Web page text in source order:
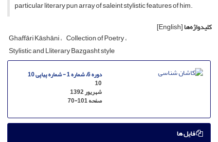
particular literary pun array of saleint stylistic features of him.
کلیدواژه‌ها[English]
Ghaffāri Kāshāni Collection of Poetry
Stylistic and Lliterary Bazgasht style
دوره 6، شماره 1 - شماره پیاپی 10
10
شهریور 1392
صفحه70-101
فایل ها